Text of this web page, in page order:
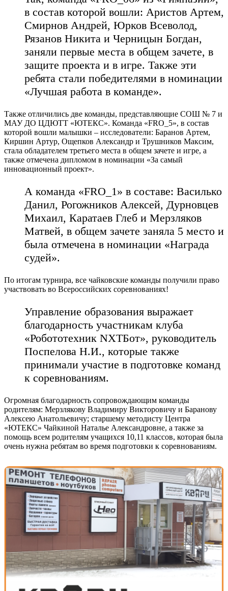
в состав которой вошли: Аристов Артем,
Смирнов Андрей, Юрков Всеволод,
Рязанов Никита и Черницын Богдан,
заняли первые места в общем зачете, в
защите проекта и в игре. Также эти
ребята стали победителями в номинации
«Лучшая работа в команде».
Также отличились две команды, представляющие СОШ № 7 и
МАУ ДО ЦДЮТТ «ЮТЕКС». Команда «FRO_5», в состав
которой вошли малышки – исследователи: Баранов Артем,
Киршин Артур, Ощепков Александр и Трушников Максим,
стала обладателем третьего места в общем зачете и игре, а
также отмечена дипломом в номинации «За самый
инновационный проект».
А команда «FRO_1» в составе: Василько
Данил, Рогожников Алексей, Дурновцев
Михаил, Каратаев Глеб и Мерзляков
Матвей, в общем зачете заняла 5 место и
была отмечена в номинации «Награда
судей».
По итогам турнира, все чайковские команды получили право
участвовать во Всероссийских соревнованиях!
Управление образования выражает
благодарность участникам клуба
«Робототехник NXTБот», руководитель
Поспелова Н.И., которые также
принимали участие в подготовке команд
к соревнованиям.
Огромная благодарность сопровождающим команды
родителям: Мерзлякову Владимиру Викторовичу и Баранову
Алексею Анатольевичу; старшему методисту Центра
«ЮТЕКС» Чайкиной Наталье Александровне, а также за
помощь всем родителям учащихся 10,11 классов, которая была
очень нужна ребятам во время подготовки к соревнованиям.